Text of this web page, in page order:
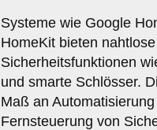
Systeme wie Google
HomeKit bieten
Sicherheitsfunktionen
und smarte Schlösser.
Maß an
Fernsteuerung von